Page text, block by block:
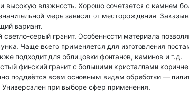
высокую влажность. Хорошо сочетается с камнем
мере зависит от месторождения.
вариант.
серый гранит. Особенности материала
Чаще всего применяется для изготовления
подходит для облицовки фонтанов, каминов и т.д.
финский гранит с большими кристаллами
поддаётся всем основным видам обработки —
при выборе сфер применения.